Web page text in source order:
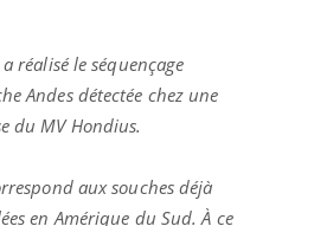
réalisé le séquençage
Andes détectée chez une
du MV Hondius.
aux souches déjà
en Amérique du Sud. À ce